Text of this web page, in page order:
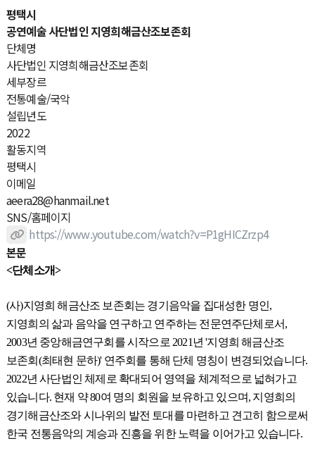
평택시
공연예술사단법인 지영희해금산조보존회
단체명
사단법인 지영희해금산조보존회
세부장르
전통예술/국악
설립년도
2022
활동지역
평택시
이메일
aeera28@hanmail.net
SNS/홈페이지
https://www.youtube.com/watch?v=P1gHICZrzp4
본문
<단체소개>
(사)지영희 해금산조 보존회는 경기음악을 집대성한 명인,
지영희의 삶과 음악을 연구하고 연주하는 전문연주단체로서,
2003년 중앙해금연구회를 시작으로 2021년 '지영희 해금산조
보존회(최태현 문하)' 연주회를 통해 단체 명칭이 변경되었습니다.
2022년 사단법인 체제로 확대되어 영역을 체계적으로 넓혀가고
있습니다. 현재 약 80여 명의 회원을 보유하고 있으며, 지영희의
경기해금산조와 시나위의 발전 토대를 마련하고 견고히 함으로써
한국 전통음악의 계승과 진흥을 위한 노력을 이어가고 있습니다.